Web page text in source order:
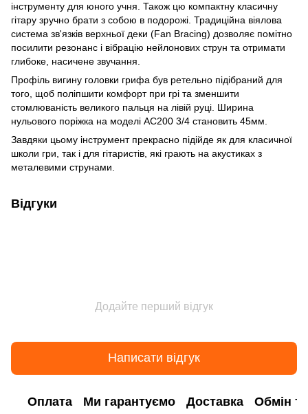
інструменту для юного учня. Також цю компактну класичну
гітару зручно брати з собою в подорожі. Традиційна віялова
система зв'язків верхньої деки (Fan Bracing) дозволяє помітно
посилити резонанс і вібрацію нейлонових струн та отримати
глибоке, насичене звучання.
Профіль вигину головки грифа був ретельно підібраний для
того, щоб поліпшити комфорт при грі та зменшити
стомлюваність великого пальця на лівій руці. Ширина
нульового поріжка на моделі AC200 3/4 становить 45мм.
Завдяки цьому інструмент прекрасно підійде як для класичної
школи гри, так і для гітаристів, які грають на акустиках з
металевими струнами.
Відгуки
Додайте перший відгук
Написати відгук
Оплата Ми гарантуємо Доставка Обмін